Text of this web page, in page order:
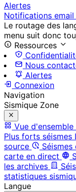
Alertes
Notifications email
Le routage des
menu suit donc
Ressources
Nous
Alertes
Connexion
Navigation
Sismique Zone
Vue d'ensemble
Plus forts séismes
source
Séismes
carte en direct
les archives
statistiques
Langue